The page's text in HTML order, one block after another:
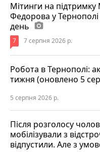
Мітинги на
Федорова у
день photo_camera
7 7 серпня 2026 р.
Робота в Тернополі:
тижня (оновлено 5
5 серпня 2026 р.
Після розголосу
мобілізували з
відпустили. Але з